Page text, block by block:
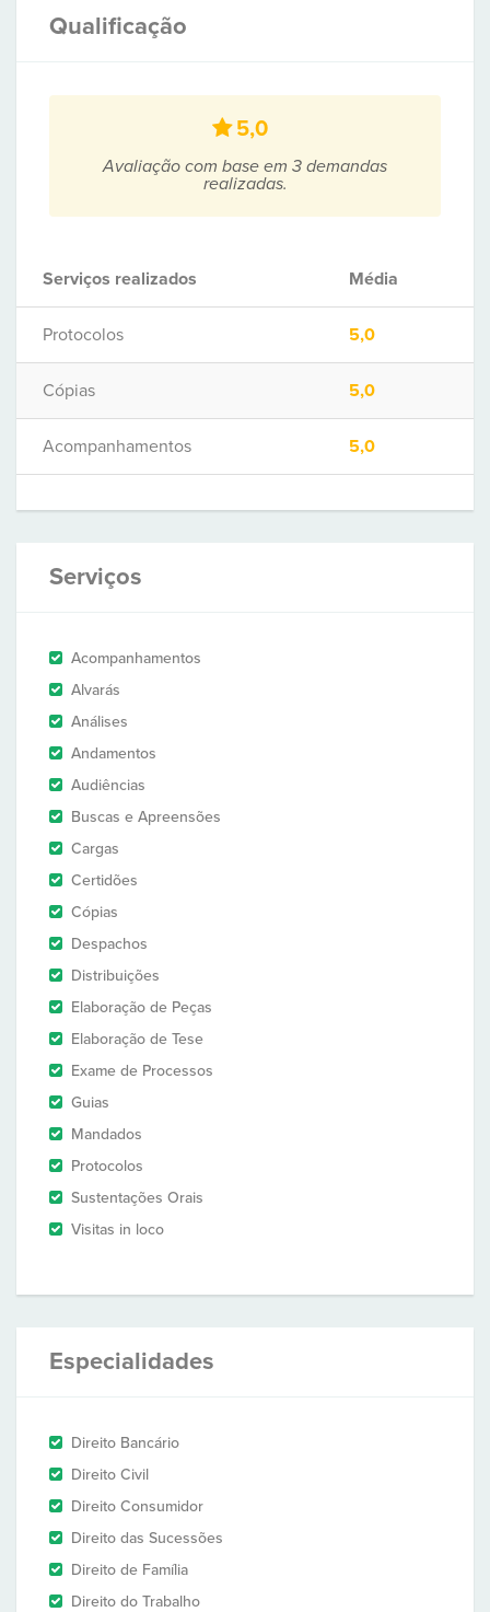
Qualificação
5,0
Avaliação com base em 3 demandas
realizadas.
Serviços realizados Média
Protocolos 5,0
Cópias 5,0
Acompanhamentos 5,0
Serviços
Acompanhamentos
Alvarás
Análises
Andamentos
Audiências
Buscas e Apreensões
Cargas
Certidões
Cópias
Despachos
Distribuições
Elaboração de Peças
Elaboração de Tese
Exame de Processos
Guias
Mandados
Protocolos
Sustentações Orais
Visitas in loco
Especialidades
Direito Bancário
Direito Civil
Direito Consumidor
Direito das Sucessões
Direito de Família
Direito do Trabalho